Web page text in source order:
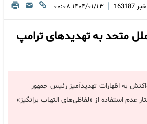
163187
| ۱۴۰۴/۰۱/۱۳ ۰۰:۰۸
متحد به تهدیدهای ترامپ
به اظهارات تهدیدآمیز رئیس جمهور
عدم استفاده از «لفاظی‌های التهاب برانگیز»